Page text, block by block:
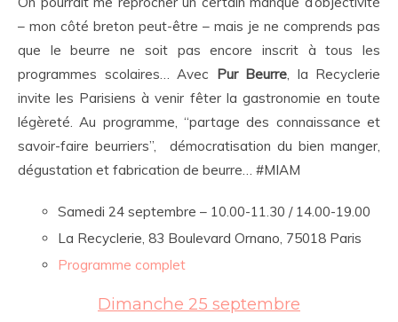
– mon côté breton peut-être – mais je ne comprends pas
que le beurre ne soit pas encore inscrit à tous les
programmes scolaires… Avec Pur Beurre , la Recyclerie
invite les Parisiens à venir fêter la gastronomie en toute
légèreté. Au programme, “partage des connaissance et
savoir-faire beurriers”, démocratisation du bien manger,
dégustation et fabrication de beurre… #MIAM
Samedi 24 septembre – 10.00-11.30 / 14.00-19.00
La Recyclerie, 83 Boulevard Ornano, 75018 Paris
Programme complet
Dimanche 25 septembre